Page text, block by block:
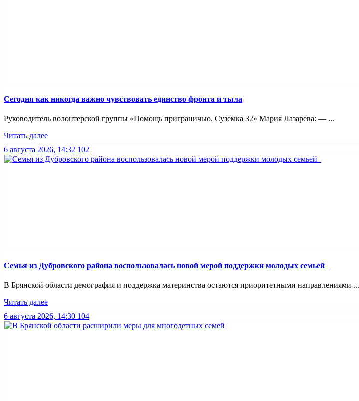
Сегодня как никогда важно чувствовать единство фронта и тыла
Руководитель волонтерской группы «Помощь приграничью. Суземка 32» Мария Лазарева: — ...
Читать далее
6 августа 2026, 14:32 102
Семья из Дубровского района воспользовалась новой мерой поддержки молодых семьей
В Брянской области демография и поддержка материнства остаются приоритетными направлениями ...
Читать далее
6 августа 2026, 14:30 104